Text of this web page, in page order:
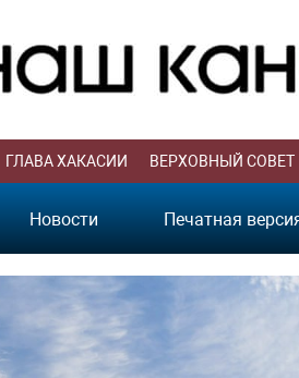
ГЛАВА ХАКАСИИ ВЕРХОВНЫЙ СОВЕТ
Новости Печатная